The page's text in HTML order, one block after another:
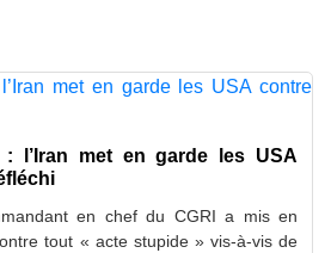
: l’Iran met en garde les USA
en chef du CGRI a mis en
tout « acte stupide » vis-à-vis de